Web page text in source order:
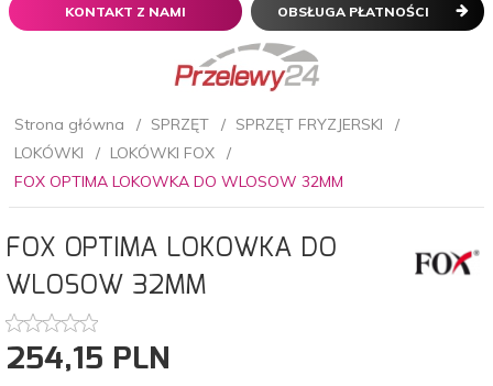
KONTAKT Z NAMI OBSŁUGA PŁATNOŚCI
Strona główna SPRZĘT
SPRZĘT FRYZJERSKI
LOKÓWKI
LOKÓWKI FOX
FOX OPTIMA LOKOWKA DO WLOSOW 32MM
FOX OPTIMA LOKOWKA DO
WLOSOW 32MM
254,15 PLN